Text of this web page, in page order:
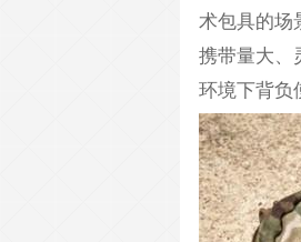
术包具的场
携带量大、
环境下背负